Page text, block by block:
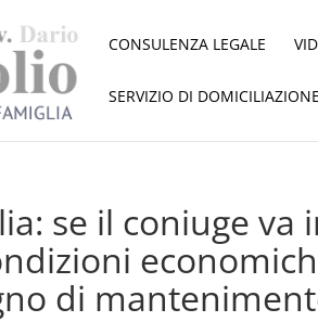
CONSULENZA LEGALE
SERVIZIO DI
se il coniuge
di